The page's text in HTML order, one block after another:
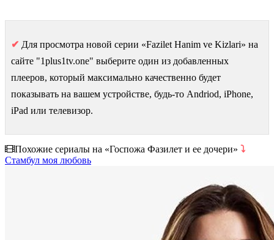
✔ Для просмотра новой серии «Fazilet Hanim ve Kizlari» на
сайте "1plus1tv.one" выберите один из добавленных
плееров, который максимально качественно будет
показывать на вашем устройстве, будь-то Andriod, iPhone,
iPad или телевизор.
Похожие сериалы на «Госпожа Фазилет и ее дочери» ⤵
Стамбул моя любовь